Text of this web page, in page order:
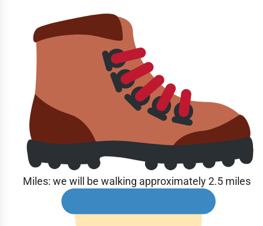
Miles: we will be walking approximately 2.5 miles